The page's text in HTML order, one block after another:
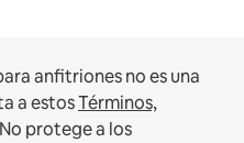
anfitriones no es una
a estosTérminos,
No protege a los